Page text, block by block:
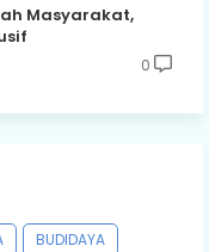
Masyarakat,
0
BUDIDAYA